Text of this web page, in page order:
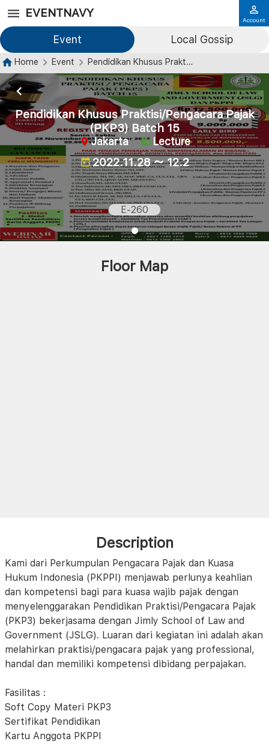
EVENTNAVY
Event Local Gossip
Account
Home Event Pendidikan Khusus Praktisi/Pengacara Pajak (PKP3) Batch 15
Pendidikan Khusus Praktisi/Pengacara Pajak
(PKP3) Batch 15
Jakarta Lecture
2022.11.28 ～ 12.2
E-260
Floor Map
Description
Kami dari Perkumpulan Pengacara Pajak dan Kuasa
Hukum Indonesia (PKPPI) menjawab perlunya keahlian
dan kompetensi bagi para kuasa wajib pajak dengan
menyelenggarakan Pendidikan Praktisi/Pengacara Pajak
(PKP3) bekerjasama dengan Jimly School of Law and
Government (JSLG). Luaran dari kegiatan ini adalah akan
melahirkan praktisi/pengacara pajak yang professional,
handal dan memiliki kompetensi dibidang perpajakan.
Fasilitas :
Soft Copy Materi PKP3
Sertifikat Pendidikan
Kartu Anggota PKPPI